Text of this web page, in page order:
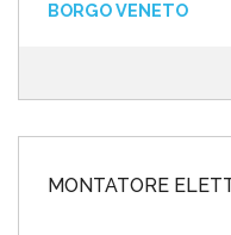
BORGO VENETO
MONTATORE